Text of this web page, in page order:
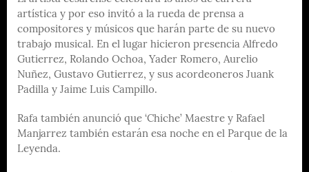
artística y por eso invitó a la rueda de prensa a
compositores y músicos que harán parte de su nuevo
trabajo musical. En el lugar hicieron presencia Alfredo
Gutierrez, Rolando Ochoa, Yader Romero, Aurelio
Nuñez, Gustavo Gutierrez, y sus acordeoneros Juank
Padilla y Jaime Luis Campillo.
Rafa también anunció que ‘Chiche’ Maestre y Rafael
Manjarrez también estarán esa noche en el Parque de la
Leyenda.